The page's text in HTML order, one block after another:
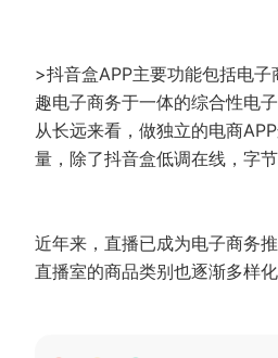
>抖音盒APP主要功能包括电
趣电子商务于一体的综合性电
从长远来看，做独立的电商
量，除了抖音盒低调在线，字
近年来，直播已成为电子商务
直播室的商品类别也逐渐多样